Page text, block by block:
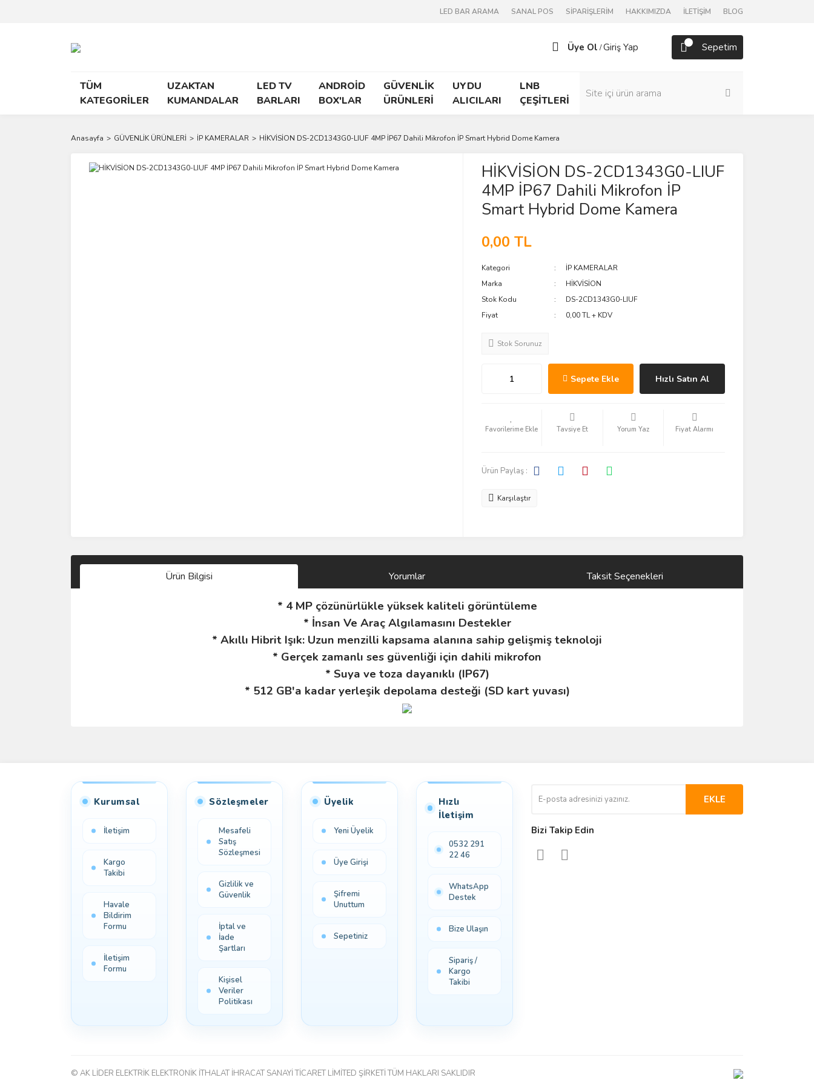
LED BAR ARAMA SANAL POS SİPARİŞLERİM HAKKIMIZDA İLETİŞİM BLOG
Üye Ol /Giriş Yap Sepetim
TÜM
KATEGORİLER
UZAKTAN
KUMANDALAR
LED TV
BARLARI
ANDROİD
BOX'LAR
GÜVENLİK
ÜRÜNLERİ
UYDU
ALICILARI
LNB
ÇEŞİTLERİ
Anasayfa GÜVENLİK ÜRÜNLERİ İP KAMERALAR HİKVİSİON DS-2CD1343G0-LIUF 4MP İP67 Dahili Mikrofon İP Smart Hybrid Dome Kamera
HİKVİSİON DS-2CD1343G0-LIUF
4MP İP67 Dahili Mikrofon İP
Smart Hybrid Dome Kamera
0,00 TL
Kategori
İP KAMERALAR
Marka
HİKVİSİON
Stok Kodu
DS-2CD1343G0-LIUF
Fiyat
0,00 TL + KDV
Stok Sorunuz
Sepete Ekle Hızlı Satın Al
Tavsiye Et Yorum Yaz Fiyat Alarmı
Ürün Paylaş :
Karşılaştır
Ürün Bilgisi Yorumlar Taksit Seçenekleri
* 4 MP çözünürlükle yüksek kaliteli görüntüleme
* İnsan Ve Araç Algılamasını Destekler
* Akıllı Hibrit Işık: Uzun menzilli kapsama alanına sahip gelişmiş teknoloji
* Gerçek zamanlı ses güvenliği için dahili mikrofon
* Suya ve toza dayanıklı (IP67)
* 512 GB'a kadar yerleşik depolama desteği (SD kart yuvası)
Kurumsal
İletişim
Kargo
Takibi
Havale
Bildirim
Formu
İletişim
Formu
Sözleşmeler
Mesafeli
Satış
Sözleşmesi
Gizlilik ve
Güvenlik
İptal ve
İade
Şartları
Kişisel
Veriler
Politikası
Üyelik
Yeni Üyelik
Üye Girişi
Şifremi
Unuttum
Sepetiniz
Hızlı
İletişim
0532 291
22 46
WhatsApp
Destek
Bize Ulaşın
Sipariş /
Kargo
Takibi
EKLE
Bizi Takip Edin
© AK LİDER ELEKTRİK ELEKTRONİK İTHALAT İHRACAT SANAYİ TİCARET LİMİTED ŞİRKETİ TÜM HAKLARI SAKLIDIR